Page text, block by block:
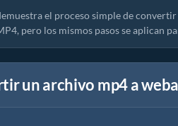
el proceso simple de
pero los mismos pasos se aplican
un archivo mp4 a